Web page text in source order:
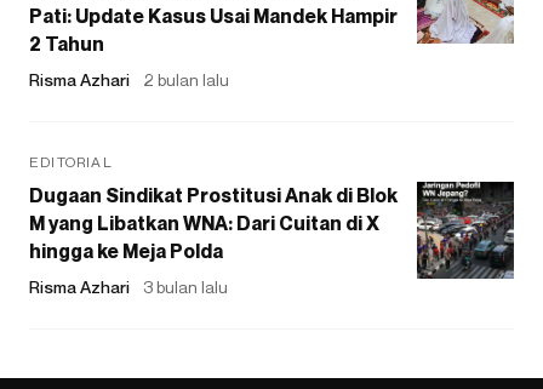
Pati: Update Kasus Usai Mandek Hampir
2 Tahun
Risma Azhari 2 bulan lalu
EDITORIAL
Dugaan Sindikat Prostitusi Anak di Blok
M yang Libatkan WNA: Dari Cuitan di X
hingga ke Meja Polda
Risma Azhari 3 bulan lalu